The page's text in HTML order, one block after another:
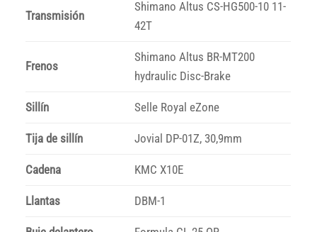
Transmisión
Shimano Altus CS-HG500-10 11-
42T
Frenos
Shimano Altus BR-MT200
hydraulic Disc-Brake
Sillín Selle Royal eZone
Tija de sillín Jovial DP-01Z, 30,9mm
Cadena KMC X10E
Llantas DBM-1